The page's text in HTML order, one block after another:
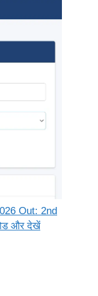
Out: 2nd
और देखें